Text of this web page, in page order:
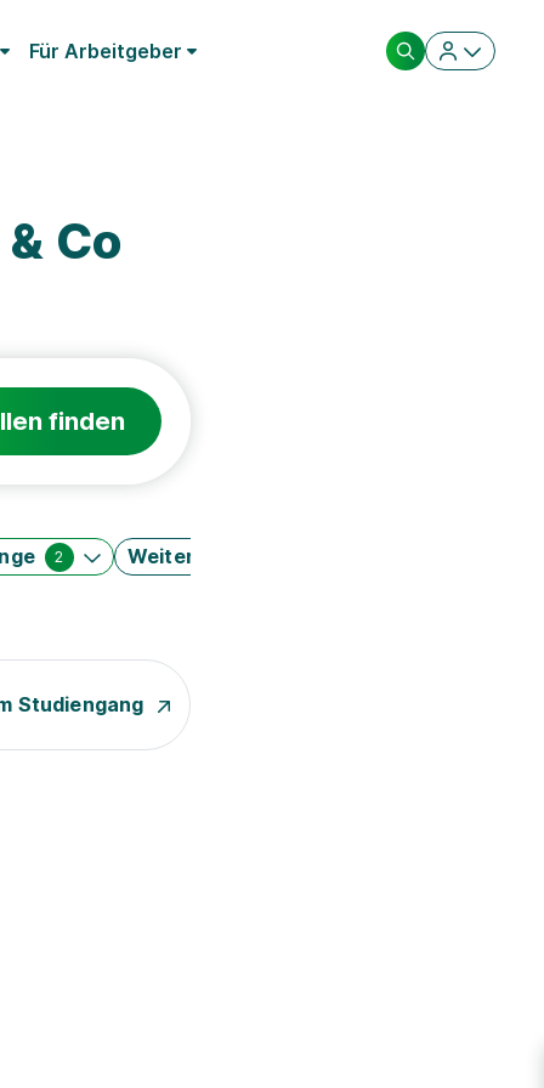
Für Arbeitgeber
Co
finden
2 Weitere Filter
Studiengang